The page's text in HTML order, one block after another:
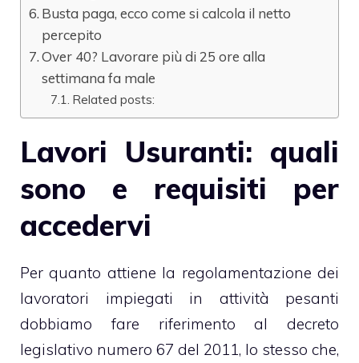
Busta paga, ecco come si calcola il netto
percepito
Over 40? Lavorare più di 25 ore alla
settimana fa male
Related posts:
Lavori Usuranti: quali
sono e requisiti per
accedervi
Per quanto attiene la regolamentazione dei
lavoratori impiegati in attività pesanti
dobbiamo fare riferimento al decreto
legislativo numero 67 del 2011, lo stesso che,